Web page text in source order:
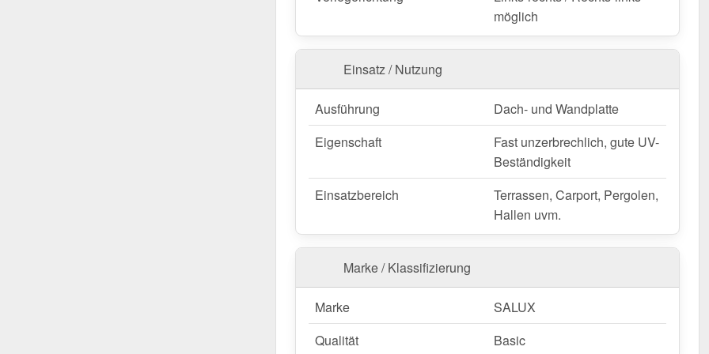
möglich
Einsatz / Nutzung
Ausführung
Dach- und Wandplatte
Eigenschaft
Fast unzerbrechlich, gute UV-
Beständigkeit
Einsatzbereich
Terrassen, Carport, Pergolen,
Hallen uvm.
Marke / Klassifizierung
Marke
SALUX
Qualität
Basic